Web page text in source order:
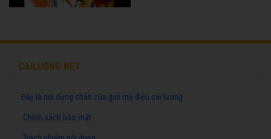
CAILUONG.NET
Đây là nơi dừng chân của giới mộ điệu cải lương
Chính sách bảo mật